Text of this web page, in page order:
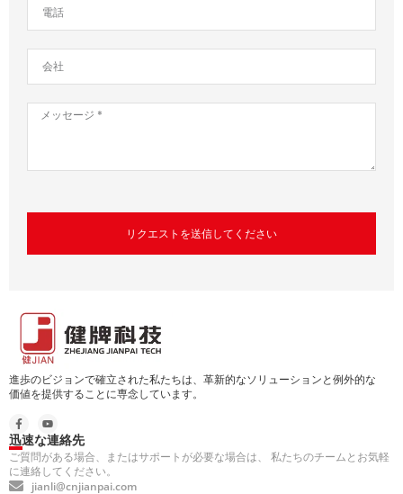
リクエストを送信してください
進歩のビジョンで確立された私たちは、革新的なソリューションと例外的な
価値を提供することに専念しています。
迅速な連絡先
ご質問がある場合、またはサポートが必要な場合は、 私たちのチームとお気軽
に連絡してください。
jianli@cnjianpai.com